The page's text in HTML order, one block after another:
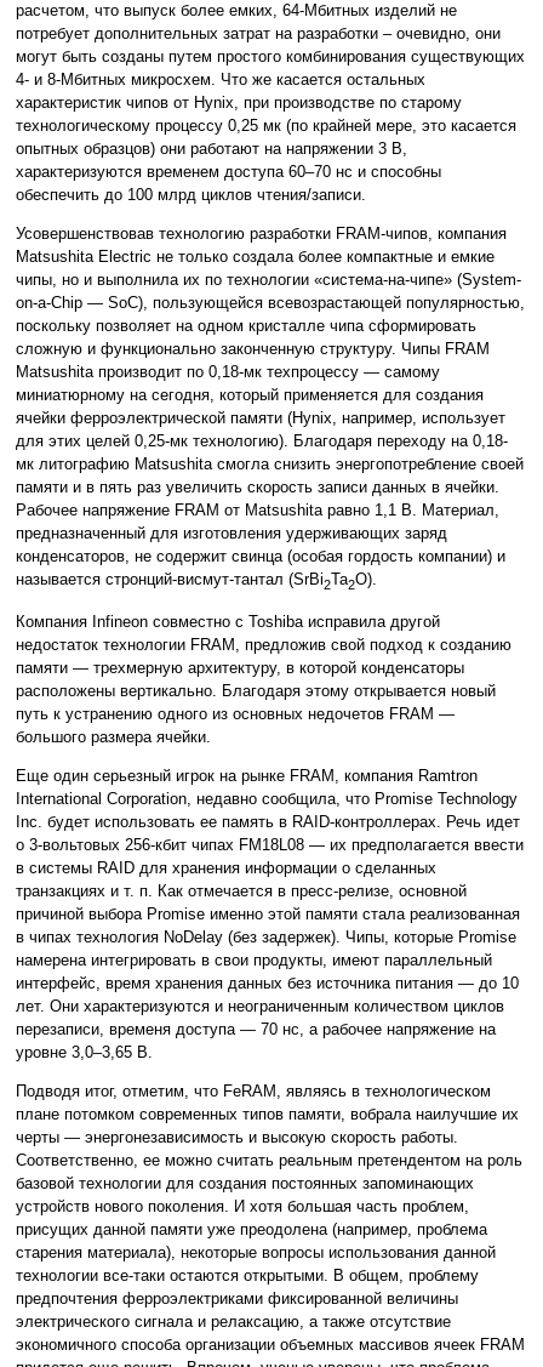
расчетом, что выпуск более емких, 64-Мбитных изделий не
потребует дополнительных затрат на разработки – очевидно, они
могут быть созданы путем простого комбинирования существующих
4- и 8-Мбитных микросхем. Что же касается остальных
характеристик чипов от Hynix, при производстве по старому
технологическому процессу 0,25 мк (по крайней мере, это касается
опытных образцов) они работают на напряжении 3 В,
характеризуются временем доступа 60–70 нс и способны
обеспечить до 100 млрд циклов чтения/записи.
Усовершенствовав технологию разработки FRAM-чипов, компания
Matsushita Electric не только создала более компактные и емкие
чипы, но и выполнила их по технологии «система-на-чипе» (System-
on-a-Chip — SoC), пользующейся всевозрастающей популярностью,
поскольку позволяет на одном кристалле чипа сформировать
сложную и функционально законченную структуру. Чипы FRAM
Matsushita производит по 0,18-мк техпроцессу — самому
миниатюрному на сегодня, который применяется для создания
ячейки ферроэлектрической памяти (Hynix, например, использует
для этих целей 0,25-мк технологию). Благодаря переходу на 0,18-
мк литографию Matsushita смогла снизить энергопотребление своей
памяти и в пять раз увеличить скорость записи данных в ячейки.
Рабочее напряжение FRAM от Matsushita равно 1,1 В. Материал,
предназначенный для изготовления удерживающих заряд
конденсаторов, не содержит свинца (особая гордость компании) и
называется стронций-висмут-тантал (SrBi2Ta2O).
Компания Infineon совместно с Toshiba исправила другой
недостаток технологии FRAM, предложив свой подход к созданию
памяти — трехмерную архитектуру, в которой конденсаторы
расположены вертикально. Благодаря этому открывается новый
путь к устранению одного из основных недочетов FRAM —
большого размера ячейки.
Еще один серьезный игрок на рынке FRAM, компания Ramtron
International Corporation, недавно сообщила, что Promise Technology
Inc. будет использовать ее память в RAID-контроллерах. Речь идет
о 3-вольтовых 256-кбит чипах FM18L08 — их предполагается ввести
в системы RAID для хранения информации о сделанных
транзакциях и т. п. Как отмечается в пресс-релизе, основной
причиной выбора Promise именно этой памяти стала реализованная
в чипах технология NoDelay (без задержек). Чипы, которые Promise
намерена интегрировать в свои продукты, имеют параллельный
интерфейс, время хранения данных без источника питания — до 10
лет. Они характеризуются и неограниченным количеством циклов
перезаписи, временя доступа — 70 нс, а рабочее напряжение на
уровне 3,0–3,65 В.
Подводя итог, отметим, что FeRAM, являясь в технологическом
плане потомком современных типов памяти, вобрала наилучшие их
черты — энергонезависимость и высокую скорость работы.
Соответственно, ее можно считать реальным претендентом на роль
базовой технологии для создания постоянных запоминающих
устройств нового поколения. И хотя большая часть проблем,
присущих данной памяти уже преодолена (например, проблема
старения материала), некоторые вопросы использования данной
технологии все-таки остаются открытыми. В общем, проблему
предпочтения ферроэлектриками фиксированной величины
электрического сигнала и релаксацию, а также отсутствие
экономичного способа организации объемных массивов ячеек FRAM